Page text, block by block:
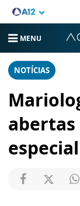
MENU
NOTÍCIAS
abertas